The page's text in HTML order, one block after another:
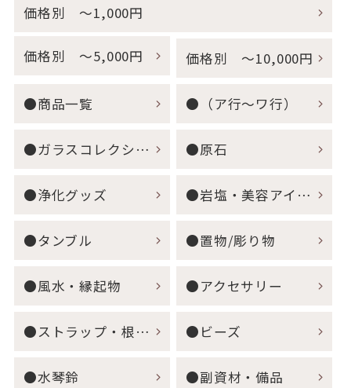
価格別 ～1,000円
価格別 ～5,000円 価格別 ～10,000円
●商品一覧 ●（ア行～ワ行）
●ガラスコレクション ●原石
●浄化グッズ ●岩塩・美容アイテム
●タンブル ●置物/彫り物
●風水・縁起物 ●アクセサリー
●ストラップ・根付・キーホルダー ●ビーズ
●水琴鈴 ●副資材・備品